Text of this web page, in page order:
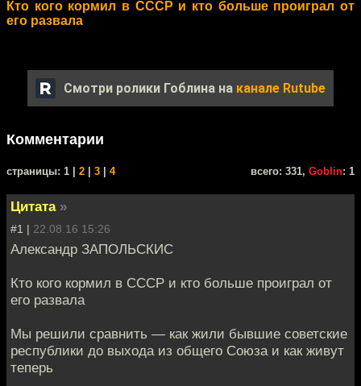
Кто кого кормил в СССР и кто больше проиграл от
его развала
Смотри ролики Гоблина на канале Rutube
Комментарии
cтраницы: 1 | 2 3 4 всего: 331, Goblin: 1
Цитата »
#1 | 22.08.16 15:26
Александр ЗАПОЛЬСКИС
Кто кого кормил в СССР и кто больше проиграл от
его развала
Мы решили сравнить — как жили бывшие советские
республики до выхода из общего Союза и как живут
теперь